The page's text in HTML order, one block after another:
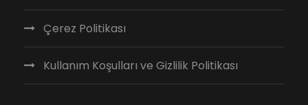
Çerez Politikası
Kullanım Koşulları ve Gizlilik Politikası